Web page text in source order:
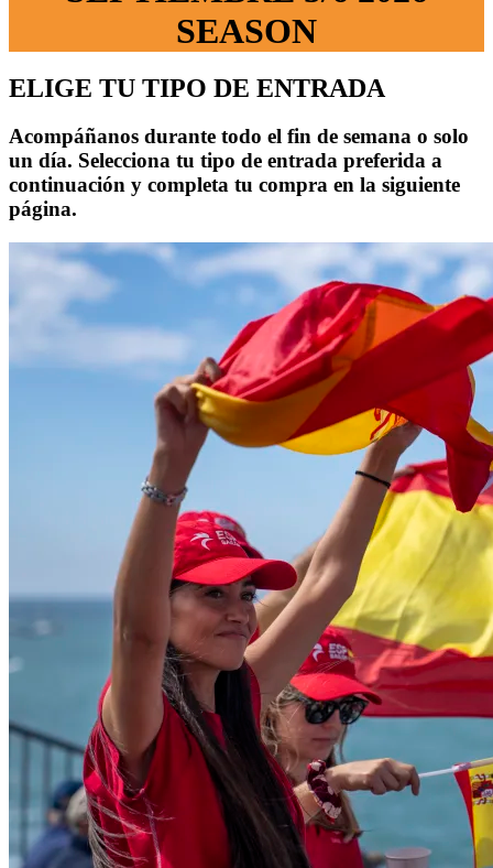
SEASON
ELIGE TU TIPO DE ENTRADA
Acompáñanos durante todo el fin de semana o solo
un día. Selecciona tu tipo de entrada preferida a
continuación y completa tu compra en la siguiente
página.